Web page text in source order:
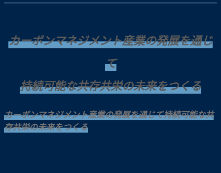
カーボンマネジメント産業の発展を通じ
て
持続可能な共存共栄の未来をつくる
カーボンマネジメント産業の発展を通じて持続可能な共
存共栄の未来をつくる